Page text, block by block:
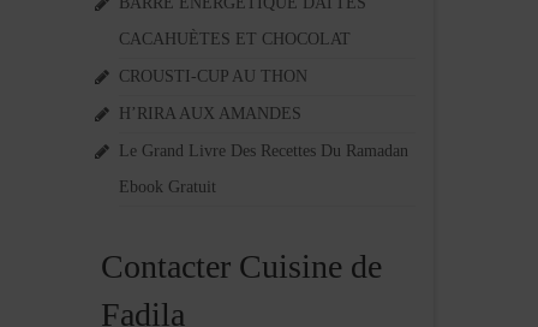
CACAHUÈTES ET CHOCOLAT
CROUSTI-CUP AU THON
H’RIRA AUX AMANDES
Le Grand Livre Des Recettes Du Ramadan
Ebook Gratuit
Contacter Cuisine de
Fadila